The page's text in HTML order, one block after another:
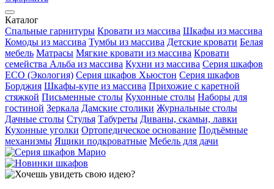
Каталог
Спальные гарнитуры Кровати из массива Шкафы из массива
Комоды из массива Тумбы из массива Детские кровати Белая
мебель Матрасы Мягкие кровати из массива Кровати
семейства Альба из массива Кухни из массива Серия шкафов
ECO (Экология) Серия шкафов Хьюстон Серия шкафов
Борджия Шкафы-купе из массива Прихожие с каретной
стяжкой Письменные столы Кухонные столы Наборы для
гостиной Зеркала Дамские столики Журнальные столы
Дачные столы Стулья Табуреты Диваны, скамьи, лавки
Кухонные уголки Ортопедическое основание Подъёмные
механизмы Ящики подкроватные Мебель для дачи